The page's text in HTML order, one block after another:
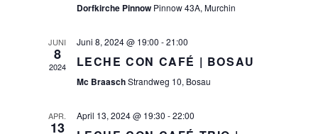
Dorfkirche Pinnow Pinnow 43A, Murchin
JUNI
8
2024
Juni 8, 2024 @ 19:00 -21:00
LECHE CON CAFÉ | BOSAU
Mc BraaschStrandweg 10, Bosau
APR.
13
April 13, 2024 @ 19:30 -22:00